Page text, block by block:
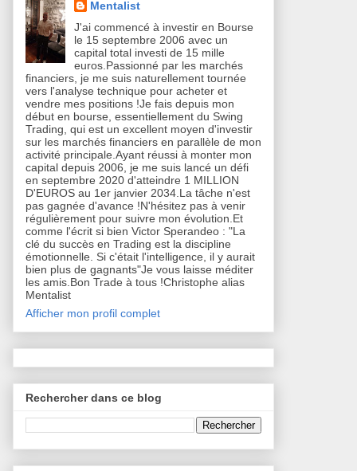
Mentalist
J'ai commencé à investir en Bourse
le 15 septembre 2006 avec un
capital total investi de 15 mille
euros.Passionné par les marchés
financiers, je me suis naturellement tournée
vers l'analyse technique pour acheter et
vendre mes positions !Je fais depuis mon
début en bourse, essentiellement du Swing
Trading, qui est un excellent moyen d'investir
sur les marchés financiers en parallèle de mon
activité principale.Ayant réussi à monter mon
capital depuis 2006, je me suis lancé un défi
en septembre 2020 d'atteindre 1 MILLION
D'EUROS au 1er janvier 2034.La tâche n'est
pas gagnée d'avance !N'hésitez pas à venir
régulièrement pour suivre mon évolution.Et
comme l'écrit si bien Victor Sperandeo : "La
clé du succès en Trading est la discipline
émotionnelle. Si c'était l'intelligence, il y aurait
bien plus de gagnants"Je vous laisse méditer
les amis.Bon Trade à tous !Christophe alias
Mentalist
Afficher mon profil complet
Rechercher dans ce blog